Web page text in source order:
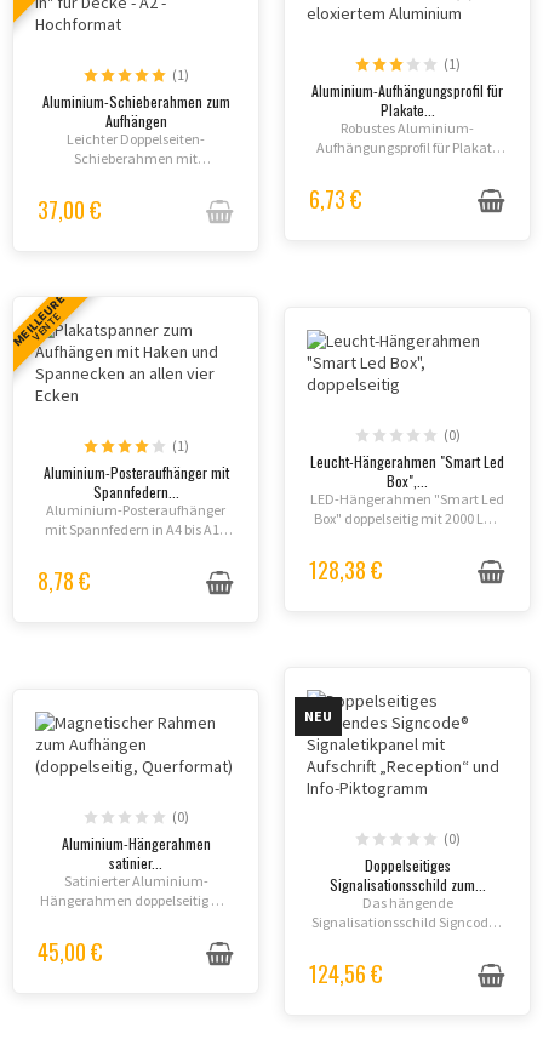
(1)
Aluminium-Schieberahmen zum
Aufhängen
Leichter Doppelseiten-
Schieberahmen mit
(separat). Hoch- und
37,00 €
(1)
Aluminium-Aufhängungsprofil für
Plakate...
Robustes Aluminium-
Aufhängungsprofil für Plakate
Größen. Click-Clack-System für
einfaches und schnelles
6,73 €
(1)
Aluminium-Posteraufhänger mit
Spannfedern...
Aluminium-Posteraufhänger
mit Spannfedern in A4 bis A1 -
faltenfreier Spannung.
8,78 €
MEILLEURE
VENTE
(0)
Leucht-Hängerahmen "Smart Led
Box",...
LED-Hängerahmen "Smart Led
Box" doppelseitig mit 2000 LUX
27,5 mm Ultra-Flach-Design,
Klick-Öffnung für schnellen
128,38 €
(0)
Aluminium-Hängerahmen
satinier...
Satinierter Aluminium-
Hängerahmen doppelseitig mit
(Hochformat oder Querformat),
19 mm Profiltiefe, schwarze
45,00 €
NEU
(0)
Doppelseitiges
Signalisationsschild zum...
Das hängende
Signalisationsschild Signcode®
beidseitig an und ermöglicht
einen schnellen Wechsel der
124,56 €